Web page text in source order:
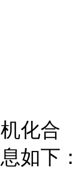
化合
如下：